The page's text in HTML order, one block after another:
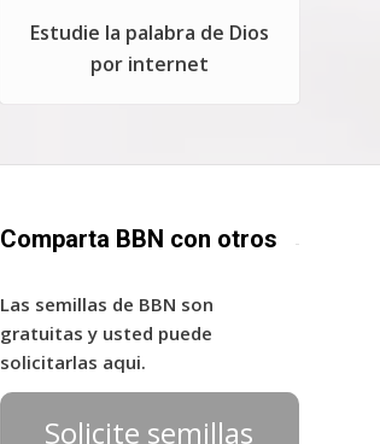
Estudie la palabra de Dios
por internet
Comparta BBN con otros
Las semillas de BBN son
gratuitas y usted puede
solicitarlas aqui.
Solicite semillas